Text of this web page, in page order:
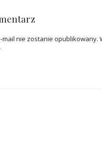
mail nie zostanie opublikowany.